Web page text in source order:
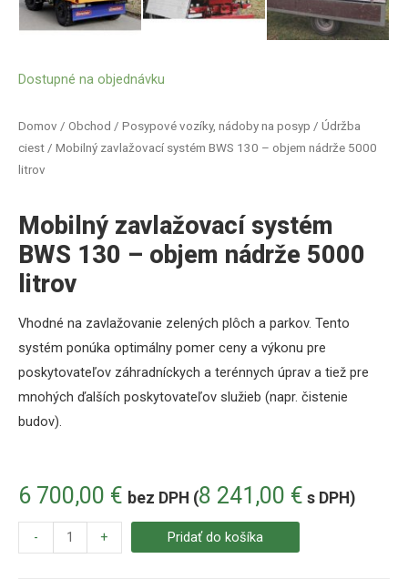
Domov / Obchod / Posypové vozíky, nádoby na posyp / Údržba
ciest / Mobilný zavlažovací systém BWS 130 – objem nádrže 5000
litrov
Mobilný zavlažovací systém
BWS 130 – objem nádrže 5000
litrov
6 700,00 € bez DPH (8 241,00 € s DPH)
Vhodné na zavlažovanie zelených plôch a parkov. Tento
systém ponúka optimálny pomer ceny a výkonu pre
poskytovateľov záhradníckych a terénnych úprav a tiež pre
mnohých ďalších poskytovateľov služieb (napr. čistenie
budov).
Dostupné na objednávku
- + Pridať do košíka